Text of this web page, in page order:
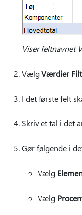
Viser feltnavnet
VælgVærdier
I det første felt
Skriv et tal i det
Gør følgende i
Vælg
Vælg